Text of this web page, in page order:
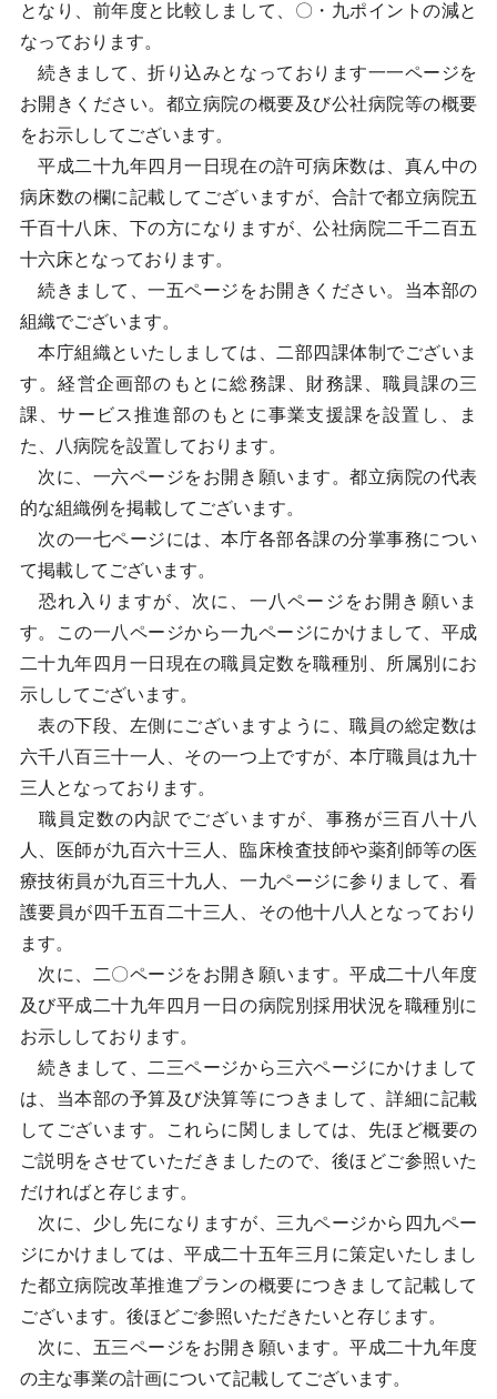
となり、前年度と比較しまして、〇・九ポイントの減と
なっております。
続きまして、折り込みとなっております一一ページを
お開きください。都立病院の概要及び公社病院等の概要
をお示ししてございます。
平成二十九年四月一日現在の許可病床数は、真ん中の
病床数の欄に記載してございますが、合計で都立病院五
千百十八床、下の方になりますが、公社病院二千二百五
十六床となっております。
続きまして、一五ページをお開きください。当本部の
組織でございます。
本庁組織といたしましては、二部四課体制でございま
す。経営企画部のもとに総務課、財務課、職員課の三
課、サービス推進部のもとに事業支援課を設置し、ま
た、八病院を設置しております。
次に、一六ページをお開き願います。都立病院の代表
的な組織例を掲載してございます。
次の一七ページには、本庁各部各課の分掌事務につい
て掲載してございます。
恐れ入りますが、次に、一八ページをお開き願いま
す。この一八ページから一九ページにかけまして、平成
二十九年四月一日現在の職員定数を職種別、所属別にお
示ししてございます。
表の下段、左側にございますように、職員の総定数は
六千八百三十一人、その一つ上ですが、本庁職員は九十
三人となっております。
職員定数の内訳でございますが、事務が三百八十八
人、医師が九百六十三人、臨床検査技師や薬剤師等の医
療技術員が九百三十九人、一九ページに参りまして、看
護要員が四千五百二十三人、その他十八人となっており
ます。
次に、二〇ページをお開き願います。平成二十八年度
及び平成二十九年四月一日の病院別採用状況を職種別に
お示ししております。
続きまして、二三ページから三六ページにかけまして
は、当本部の予算及び決算等につきまして、詳細に記載
してございます。これらに関しましては、先ほど概要の
ご説明をさせていただきましたので、後ほどご参照いた
だければと存じます。
次に、少し先になりますが、三九ページから四九ペー
ジにかけましては、平成二十五年三月に策定いたしまし
た都立病院改革推進プランの概要につきまして記載して
ございます。後ほどご参照いただきたいと存じます。
次に、五三ページをお開き願います。平成二十九年度
の主な事業の計画について記載してございます。